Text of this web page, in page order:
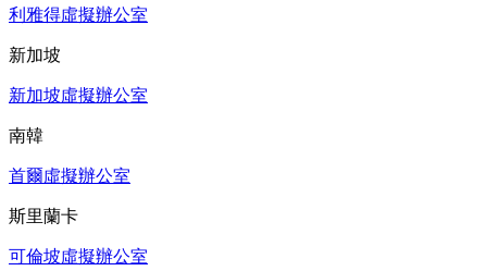
利雅得虛擬辦公室
新加坡
新加坡虛擬辦公室
南韓
首爾虛擬辦公室
斯里蘭卡
可倫坡虛擬辦公室